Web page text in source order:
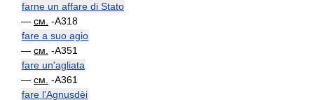
farne un affare di Stato
— см. -A318
fare a suo agio
— см. -A351
fare un'agliata
— см. -A361
fare l'Agnusdèi